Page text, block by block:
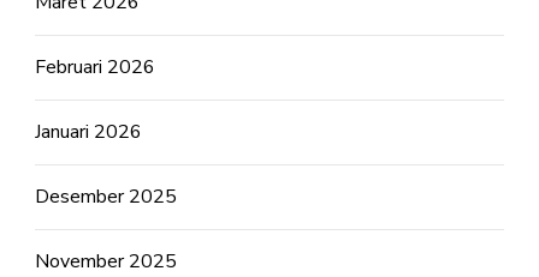
Februari 2026
Januari 2026
Desember 2025
November 2025